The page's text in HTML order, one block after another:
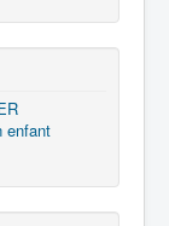
enfant